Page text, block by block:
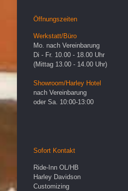
Öffnungszeiten
Werkstatt/Büro
Mo. nach Vereinbarung
Di - Fr. 10.00 - 18.00 Uhr
(Mittag 13.00 - 14.00 Uhr)
Showroom/Harley Hotel
nach Vereinbarung
oder Sa. 10:00-13:00
Sofort Kontakt
Ride-Inn OL/HB
Harley Davidson
Customizing